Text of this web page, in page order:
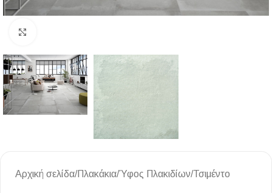
Αρχική σελίδα/Πλακάκια/Ύφος Πλακιδίων/Τσιμέντο